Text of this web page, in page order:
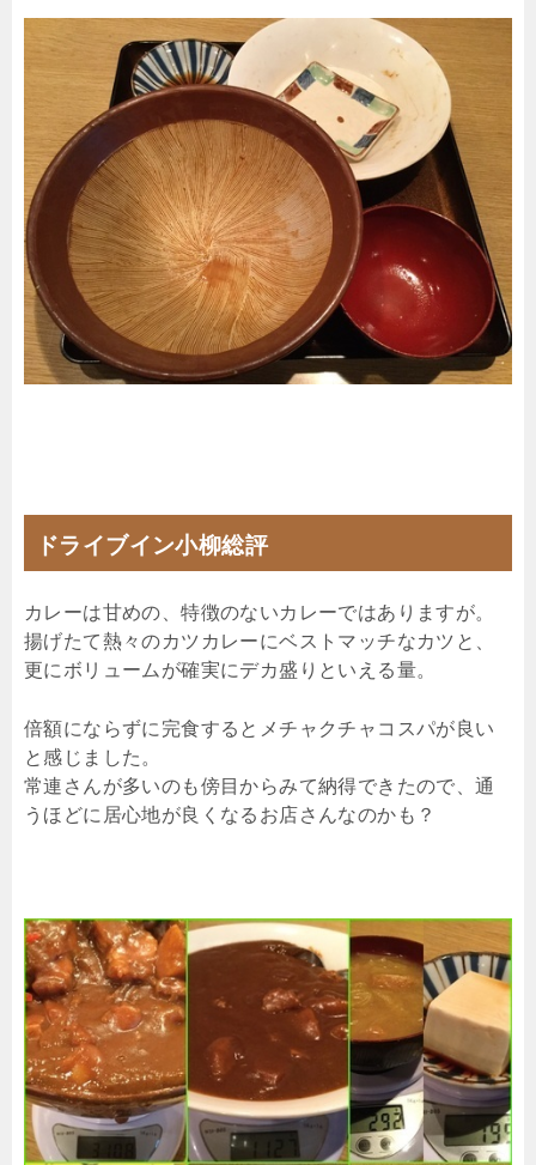
ドライブイン小柳総評
カレーは甘めの、特徴のないカレーではありますが。
揚げたて熱々のカツカレーにベストマッチなカツと、
更にボリュームが確実にデカ盛りといえる量。
倍額にならずに完食するとメチャクチャコスパが良い
と感じました。
常連さんが多いのも傍目からみて納得できたので、通
うほどに居心地が良くなるお店さんなのかも？